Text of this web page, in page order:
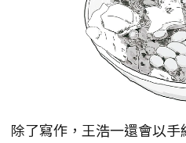
除了寫作，王浩一還會以